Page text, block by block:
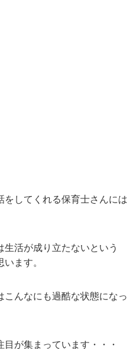
をしてくれる保育士さんには
活が成り立たないという
ます。
こんなにも過酷な状態になっ
が集まっています・・・